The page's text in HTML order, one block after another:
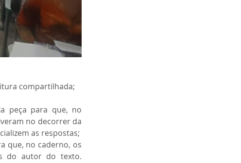
compartilhada;
peça para que, no
no decorrer da
as respostas;
que, no caderno, os
do autor do texto.